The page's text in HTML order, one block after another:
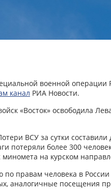
военной операции
канал РИА Новости.
«Восток» освободила
ВСУ за сутки
потеряли более 300
миномета на курском
правам человека в
аналогичные посещения